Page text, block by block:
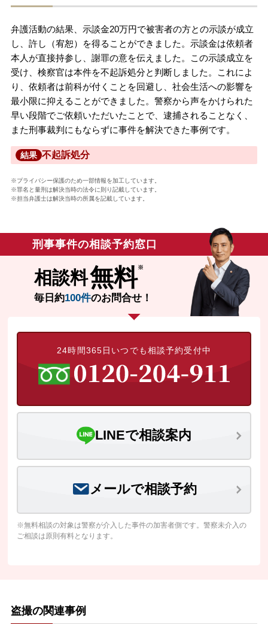
弁護活動の結果、示談金20万円で被害者の方との示談が成立
し、許し（宥恕）を得ることができました。示談金は依頼者
本人が直接持参し、謝罪の意を伝えました。この示談成立を
受け、検察官は本件を不起訴処分と判断しました。これによ
り、依頼者は前科が付くことを回避し、社会生活への影響を
最小限に抑えることができました。警察から声をかけられた
早い段階でご依頼いただいたことで、逮捕されることなく、
また刑事裁判にもならずに事件を解決できた事例です。
結果 不起訴処分
※プライバシー保護のため一部情報を加工しています。
※罪名と量刑は解決当時の法令に則り記載しています。
※担当弁護士は解決当時の所属を記載しています。
刑事事件の相談予約窓口
相談料無料
毎日約100件のお問合せ！
24時間365日いつでも相談予約受付中
LINEで相談案内
メールで相談予約
※無料相談の対象は警察が介入した事件の加害者側です。警察未介入の
ご相談は原則有料となります。
盗撮の関連事例